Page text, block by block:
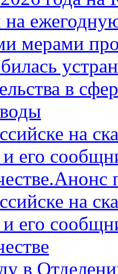
на
мерами
в
на
его
на
его
в